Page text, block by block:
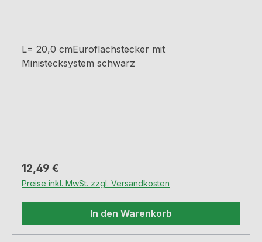
L= 20,0 cmEuroflachstecker mit
Ministecksystem schwarz
Regulärer Preis:
12,49 €
Preise inkl. MwSt. zzgl. Versandkosten
In den Warenkorb